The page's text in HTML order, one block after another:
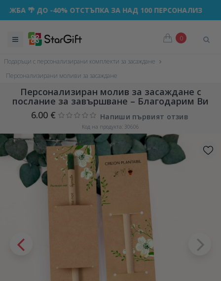
🌴 ДО -40% ОТСТЪПКА ЗА НАД 100 ПЕРСОНАЛИЗИРАНИ
0
Подаръци с персонализирани комплекти за засаждане
Персонализирани моливи за засаждане
Персонализиран молив за засаждане с
послание за завършване – Благодарим Ви
6.00 €
Напиши първият отзив
Код на продукта: 30606